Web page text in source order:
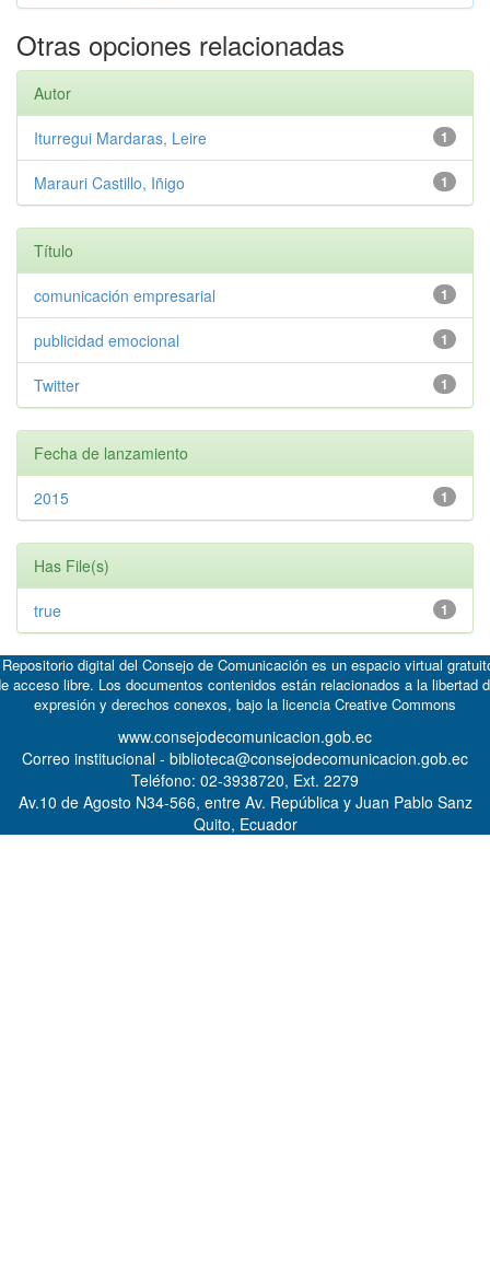
Otras opciones relacionadas
Autor
1
Iturregui Mardaras, Leire
1
Marauri Castillo, Iñigo
Título
1
comunicación empresarial
1
publicidad emocional
1
Twitter
Fecha de lanzamiento
1
2015
Has File(s)
1
true
digital del Consejo de Comunicación es un espacio virtual
acceso libre. Los documentos contenidos están relacionados a la libertad
expresión y derechos conexos, bajo la licencia Creative Commons
www.consejodecomunicacion.gob.ec
Correo institucional - biblioteca@consejodecomunicacion.gob.ec
Teléfono: 02-3938720, Ext. 2279
Av.10 de Agosto N34-566, entre Av. República y Juan Pablo Sanz
Quito, Ecuador